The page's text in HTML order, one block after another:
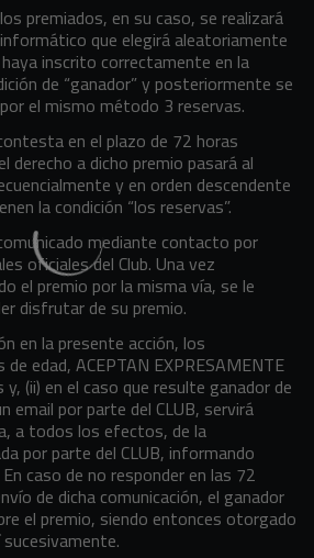
premiados, en su caso, se realizará
que elegirá aleatoriamente
inscrito correctamente en la
de “ganador” y posteriormente se
el mismo método 3 reservas.
en el plazo de 72 horas
derecho a dicho premio pasará al
y en orden descendente
la condición “los reservas”.
mediante contacto por
oficiales del Club. Una vez
el premio por la misma vía, se le
disfrutar de su premio.
en la presente acción, los
edad, ACEPTAN EXPRESAMENTE
(ii) en el caso que resulte ganador de
email por parte del CLUB, servirá
a todos los efectos, de la
por parte del CLUB, informando
caso de no responder en las 72
de dicha comunicación, el ganador
el premio, siendo entonces otorgado